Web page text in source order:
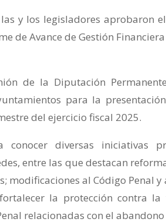
y los legisladores aprobaron
de Avance de Gestión
de la Diputación
para la
del ejercicio fiscal 2025.
conocer diversas iniciativas
entre las que destacan
modificaciones al Código Penal y
la protección contra
relacionadas con el